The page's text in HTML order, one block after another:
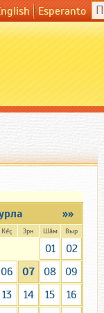
Esperanto
»»
Кĕç Эрн Шăм Выр
01
02
06
07 08
09
13
14 15
16